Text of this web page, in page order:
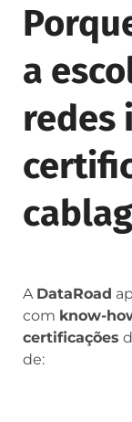
a
redes
A DataRoad
com know-
certificações
de: